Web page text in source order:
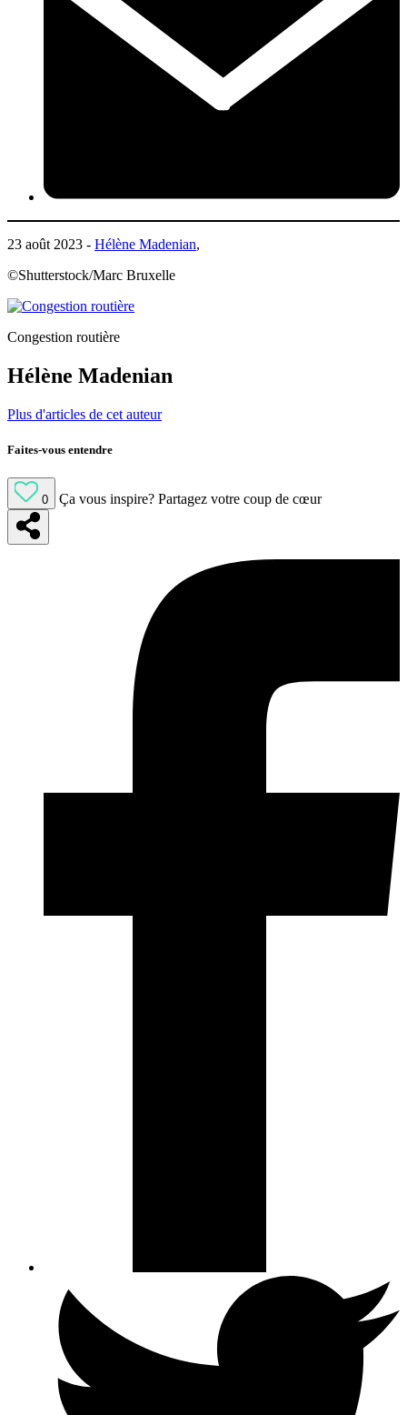
23 août 2023 - Hélène Madenian,
©Shutterstock/Marc Bruxelle
Congestion routière
Hélène Madenian
Plus d'articles de cet auteur
Faites-vous entendre
0 Ça vous inspire? Partagez votre coup de cœur